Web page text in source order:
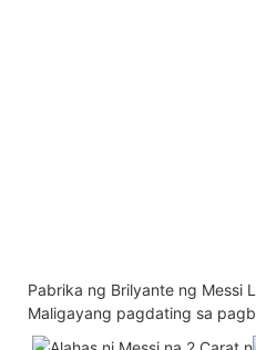
Pabrika ng Brilyante ng Messi
Maligayang pagdating sa